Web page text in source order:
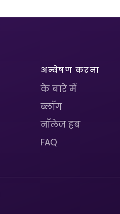
अन्वेषण करना
के बारे में
ब्लॉग
नॉलेज हब
FAQ